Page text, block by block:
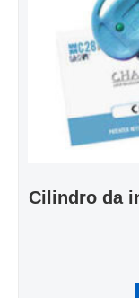
Cilindro da